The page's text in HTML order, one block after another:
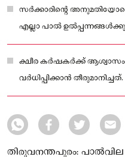
സർക്കാരിൻ്റെ
എല്ലാ പാൽ
ക്ഷീര കർഷകർക്ക്
വർധിപ്പിക്കാൻ തീരുമാനിച്ചത്.
തിരുവനന്തപുരം: പാൽവില